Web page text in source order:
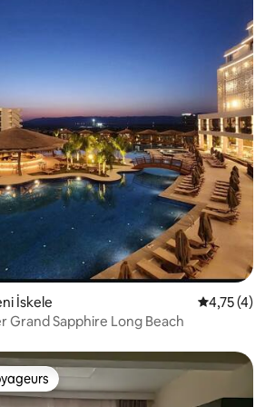
İskele Évaluation
4,75 (4)
Grand Sapphire Long Beach